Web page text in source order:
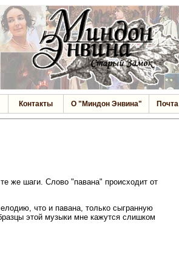
Контакты О "Миндон Энвина" Почта
же шаги. Слово "павана" происходит от
что и павана, только сыгранную
этой музыки мне кажутся слишком